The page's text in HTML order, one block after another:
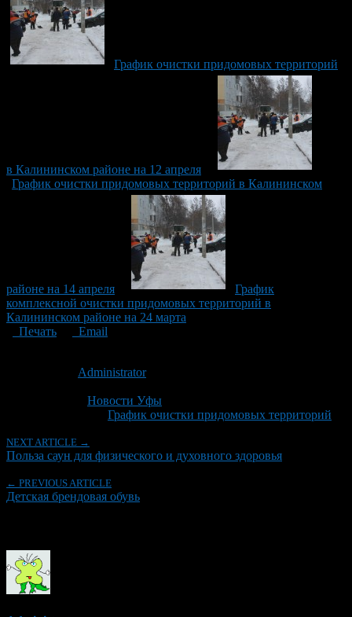
График очистки придомовых территорий
в Калининском районе на 12 апреля
График очистки придомовых территорий в Калининском
районе на 14 апреля
График
комплексной очистки придомовых территорий в
Калининском районе на 24 марта
Печать
Email
Administrator
Новости Уфы
График очистки придомовых территорий
NEXT ARTICLE →
Польза саун для физического и духовного здоровья
← PREVIOUS ARTICLE
Детская брендовая обувь